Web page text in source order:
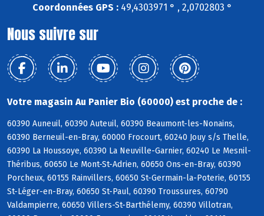
Coordonnées GPS :49,4303971 ° , 2,0702803 °
Nous suivre sur
Votre magasin Au Panier Bio (60000) est proche de :
60390 Auneuil, 60390 Auteuil, 60390 Beaumont-les-Nonains,
60390 Berneuil-en-Bray, 60000 Frocourt, 60240 Jouy s/s Thelle,
60390 La Houssoye, 60390 La Neuville-Garnier, 60240 Le Mesnil-
Théribus, 60650 Le Mont-St-Adrien, 60650 Ons-en-Bray, 60390
Porcheux, 60155 Rainvillers, 60650 St-Germain-la-Poterie, 60155
St-Léger-en-Bray, 60650 St-Paul, 60390 Troussures, 60790
Valdampierre, 60650 Villers-St-Barthélemy, 60390 Villotran,